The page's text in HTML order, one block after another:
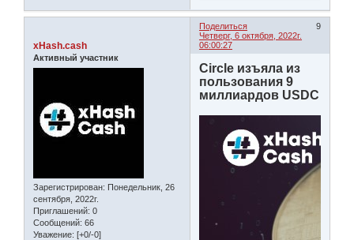
Поделиться
9
Четверг, 6 октября, 2022г.
06:00:27
xHash.cash
Активный участник
Зарегистрирован: Понедельник, 26
сентября, 2022г.
Приглашений: 0
Сообщений: 66
Уважение: [+0/-0]
Circle изъяла из
пользования 9
миллиардов USDC